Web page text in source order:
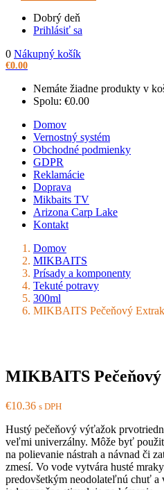
Dobrý deň
Prihlásiť sa
0 Nákupný košík
€0.00
Nemáte žiadne produkty v
Spolu: €0.00
Domov
Vernostný systém
Obchodné podmienky
GDPR
Reklamácie
Doprava
Mikbaits TV
Arizona Carp Lake
Kontakt
Domov
MIKBAITS
Prísady a komponenty
Tekuté potravy
300ml
MIKBAITS Pečeňový
MIKBAITS
€10.36 s DPH
Hustý pečeňový výťažok
veľmi univerzálny. Môže byť
na polievanie nástrah a návnad či
zmesí. Vo vode vytvára husté
predovšetkým neodolateľnú chuť a